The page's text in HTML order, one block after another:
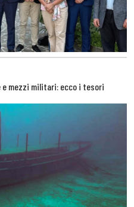
e mezzi militari: ecco i tesori